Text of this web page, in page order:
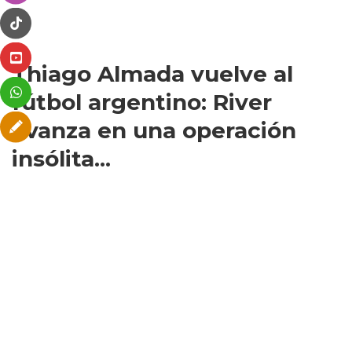
Thiago Almada vuelve al
fútbol argentino: River
avanza en una operación
insólita...